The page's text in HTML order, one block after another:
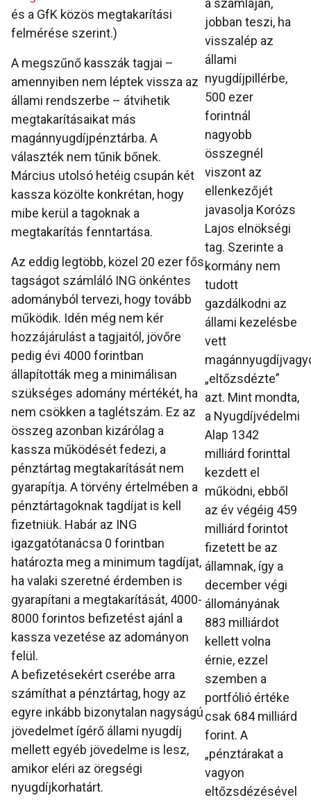
a számláján,
jobban teszi, ha
visszalép az
állami
nyugdíjpillérbe,
500 ezer
forintnál
nagyobb
összegnél
viszont az
ellenkezőjét
javasolja Korózs
Lajos elnökségi
tag. Szerinte a
kormány nem
tudott
gazdálkodni az
állami kezelésbe
vett
„eltőzsdézte”
azt. Mint mondta,
a Nyugdíjvédelmi
Alap 1342
milliárd forinttal
kezdett el
működni, ebből
az év végéig 459
milliárd forintot
fizetett be az
államnak, így a
december végi
állományának
883 milliárdot
kellett volna
érnie, ezzel
szemben a
portfólió értéke
csak 684 milliárd
forint. A
„pénztárakat a
vagyon
eltőzsdézésével
és a GfK közös megtakarítási
felmérése szerint.)
A megszűnő kasszák tagjai –
amennyiben nem léptek vissza az
állami rendszerbe – átvihetik
megtakarításaikat más
magánnyugdíjpénztárba. A
választék nem tűnik bőnek.
Március utolsó hetéig csupán két
kassza közölte konkrétan, hogy
mibe kerül a tagoknak a
megtakarítás fenntartása.
Az eddig legtöbb, közel 20 ezer fős
tagságot számláló ING önkéntes
adományból tervezi, hogy tovább
működik. Idén még nem kér
hozzájárulást a tagjaitól, jövőre
pedig évi 4000 forintban
állapították meg a minimálisan
szükséges adomány mértékét, ha
nem csökken a taglétszám. Ez az
összeg azonban kizárólag a
kassza működését fedezi, a
pénztártag megtakarítását nem
gyarapítja. A törvény értelmében a
pénztártagoknak tagdíjat is kell
fizetniük. Habár az ING
igazgatótanácsa 0 forintban
határozta meg a minimum tagdíjat,
ha valaki szeretné érdemben is
gyarapítani a megtakarítását, 4000-
8000 forintos befizetést ajánl a
kassza vezetése az adományon
felül.
A befizetésekért cserébe arra
számíthat a pénztártag, hogy az
egyre inkább bizonytalan nagyságú
jövedelmet ígérő állami nyugdíj
mellett egyéb jövedelme is lesz,
amikor eléri az öregségi
nyugdíjkorhatárt.